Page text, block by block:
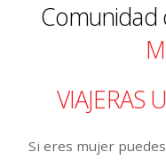
Comunidad
VIAJERAS
Si eres mujer